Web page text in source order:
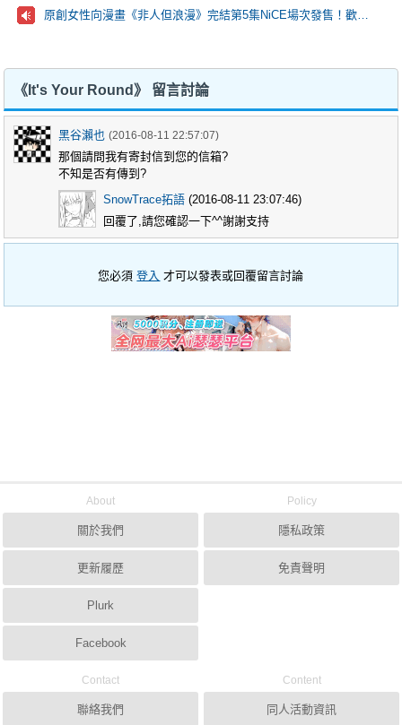
《It's Your Round》 留言討論
黑谷瀨也 (2016-08-11 22:57:07)
那個請問我有寄封信到您的信箱?
不知是否有傳到?
SnowTrace拓語 (2016-08-11 23:07:46)
回覆了,請您確認一下^^謝謝支持
您必須登入 才可以發表或回覆留言討論
About
關於我們
更新履歷
Plurk
Facebook
Policy
隱私政策
免責聲明
Contact
聯絡我們
Content
同人活動資訊